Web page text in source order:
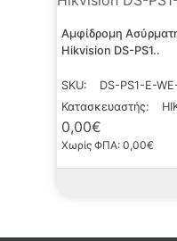
Αμφίδρομη
Hikvision DS-PS1..
SKU:
DS-PS1-E-
Κατασκευαστής:
0,00€
Χωρίς ΦΠΑ: 0,00€